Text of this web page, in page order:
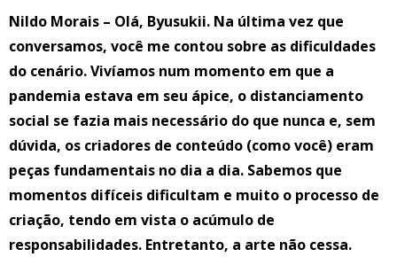
Nildo Morais – Olá, Byusukii. Na última vez que
conversamos, você me contou sobre as dificuldades
do cenário. Vivíamos num momento em que a
pandemia estava em seu ápice, o distanciamento
social se fazia mais necessário do que nunca e, sem
dúvida, os criadores de conteúdo (como você) eram
peças fundamentais no dia a dia. Sabemos que
momentos difíceis dificultam e muito o processo de
criação, tendo em vista o acúmulo de
responsabilidades. Entretanto, a arte não cessa.